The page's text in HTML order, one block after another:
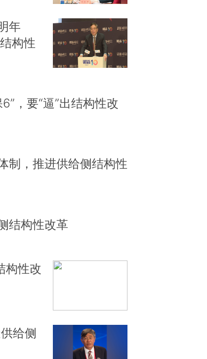
年
构性
，要“逼”出结构性改
制，推进供给侧结构性
结构性改革
构性改
给侧